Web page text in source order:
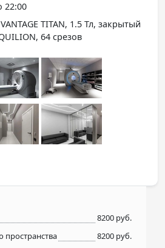
22:00
TITAN, 1.5 Тл, закрытый
64 срезов
8200 руб.
8200 руб.